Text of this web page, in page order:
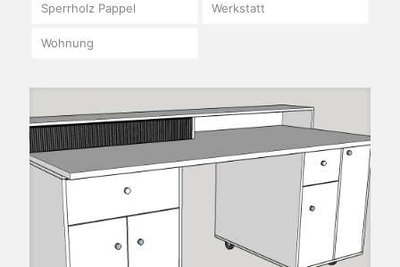
Sperrholz Pappel Werkstatt
Wohnung